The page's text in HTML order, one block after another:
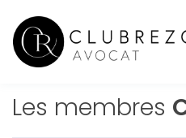
Les membres